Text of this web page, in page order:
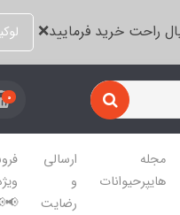
راحت خرید فرمایید❌
0
مجله
هایپرحیوانات
ارسالی
و
رضایت